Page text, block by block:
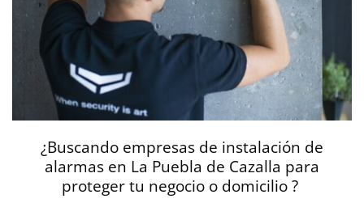
¿Buscando empresas de instalación de
alarmas en La Puebla de Cazalla para
proteger tu negocio o domicilio ?